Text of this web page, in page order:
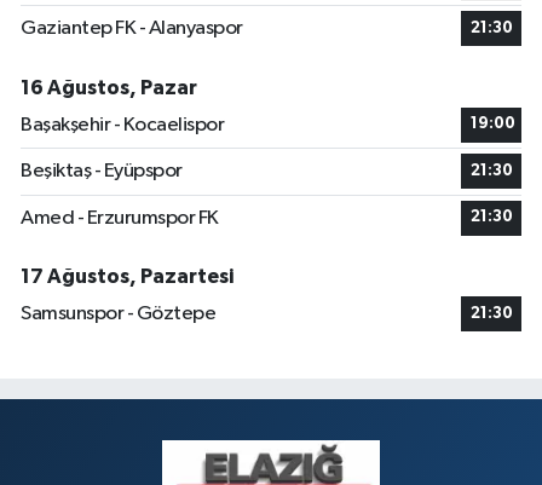
Gaziantep FK - Alanyaspor 21:30
16 Ağustos, Pazar
Başakşehir - Kocaelispor
19:00
Beşiktaş - Eyüpspor 21:30
Amed - Erzurumspor FK 21:30
17 Ağustos, Pazartesi
Samsunspor - Göztepe
21:30